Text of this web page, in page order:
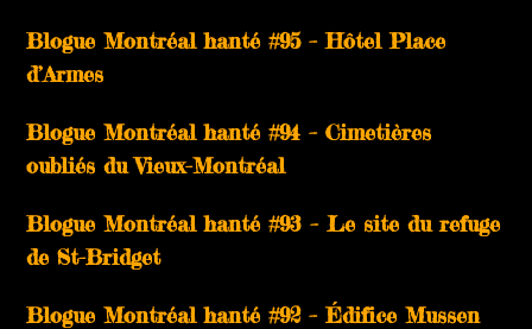
Blogue Montréal hanté #95 – Hôtel Place
d’Armes
Blogue Montréal hanté #94 – Cimetières
oubliés du Vieux-Montréal
Blogue Montréal hanté #93 – Le site du refuge
de St-Bridget
Blogue Montréal hanté #92 – Édifice Mussen